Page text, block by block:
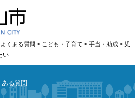
よくある質問 > こども・子育て > 手当・助成 > 児
い
る質問